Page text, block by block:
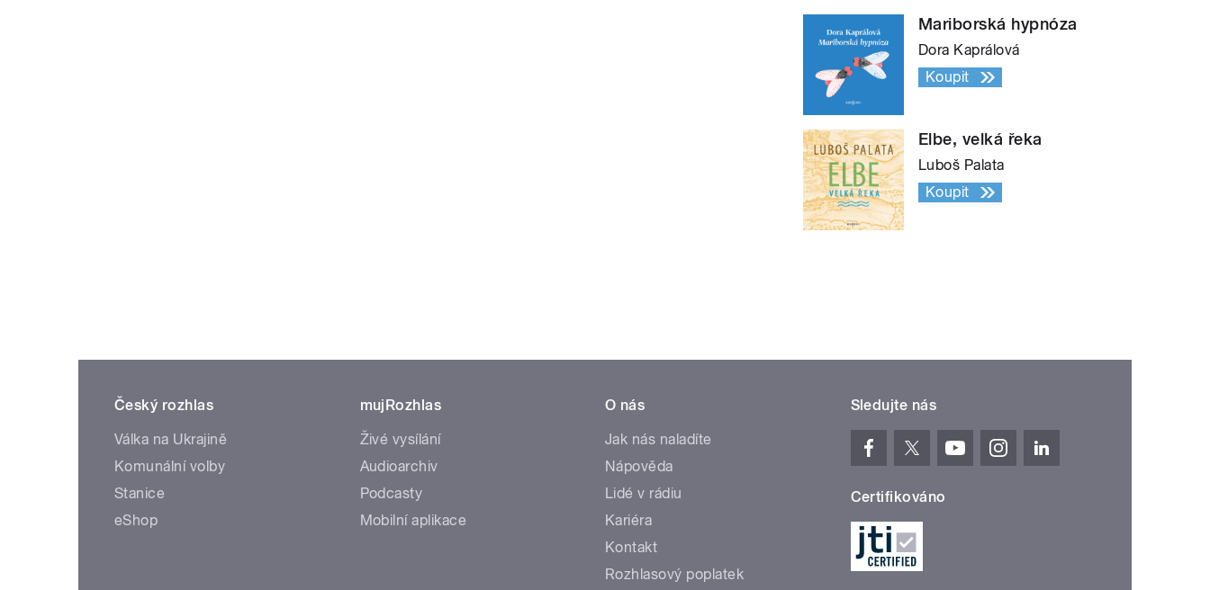
Mariborská hypnóza
Dora Kaprálová
Koupit
Elbe, velká řeka
Luboš Palata
Koupit
Český rozhlas
Válka na Ukrajině
Komunální volby
Stanice
eShop
mujRozhlas
Živé vysílání
Audioarchiv
Podcasty
Mobilní aplikace
O nás
Jak nás naladíte
Nápověda
Lidé v rádiu
Kariéra
Kontakt
Rozhlasový poplatek
Sledujte nás
Certifikováno